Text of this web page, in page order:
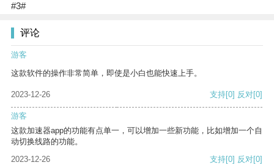
#3#
评论
游客
这款软件的操作非常简单，即使是小白也能快速上手。
2023-12-26 支持[0] 反对[0]
游客
这款加速器app的功能有点单一，可以增加一些新功能，比如增加一个自
动切换线路的功能。
2023-12-26
支持[0] 反对[0]